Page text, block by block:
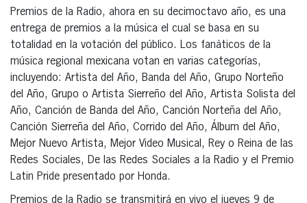
Premios de la Radio, ahora en su decimoctavo año, es una
entrega de premios a la música el cual se basa en su
totalidad en la votación del público. Los fanáticos de la
música regional mexicana votan en varias categorías,
incluyendo: Artista del Año, Banda del Año, Grupo Norteño
del Año, Grupo o Artista Sierreño del Año, Artista Solista del
Año, Canción de Banda del Año, Canción Norteña del Año,
Canción Sierreña del Año, Corrido del Año, Álbum del Año,
Mejor Nuevo Artista, Mejor Video Musical, Rey o Reina de las
Redes Sociales, De las Redes Sociales a la Radio y el Premio
Latin Pride presentado por Honda.
Premios de la Radio se transmitirá en vivo el jueves 9 de